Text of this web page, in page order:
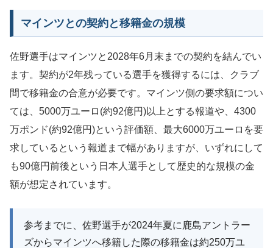
マインツとの契約と移籍金の規模
佐野選手はマインツと2028年6月末までの契約を結んでい
ます。契約が2年残っている選手を獲得するには、クラブ
間で移籍金の合意が必要です。マインツ側の要求額につい
ては、5000万ユーロ(約92億円)以上とする報道や、4300
万ポンド(約92億円)という評価額、最大6000万ユーロを要
求しているという報道まで幅がありますが、いずれにして
も90億円前後という日本人選手として歴史的な規模の金
額が想定されています。
参考までに、佐野選手が2024年夏に鹿島アントラー
ズからマインツへ移籍した際の移籍金は約250万ユ